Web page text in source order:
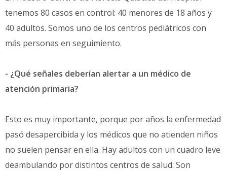
tenemos 80 casos en control: 40 menores de 18 años y
40 adultos. Somos uno de los centros pediátricos con
más personas en seguimiento.
- ¿Qué señales deberían alertar a un médico de
atención primaria?
Esto es muy importante, porque por años la enfermedad
pasó desapercibida y los médicos que no atienden niños
no suelen pensar en ella. Hay adultos con un cuadro leve
deambulando por distintos centros de salud. Son